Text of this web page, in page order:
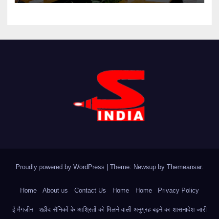
Proudly powered by WordPress Theme: Newsup by Themeansar.
Home About us Contact Us Home Home Privacy Policy
ई मैगज़ीन शहीद सैनिकों के आश्रितों को मिलने वाली अनुग्रह बढ़ने का शासनादेश जारी